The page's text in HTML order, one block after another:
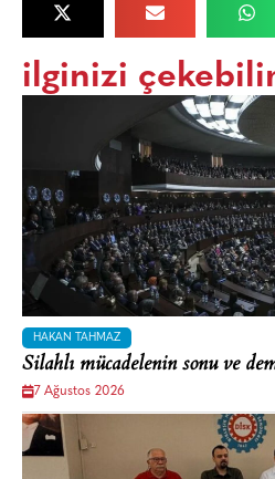
ilginizi
HAKAN TAHMAZ
Silahlı mücadelenin sonu ve
7 Ağustos 2026